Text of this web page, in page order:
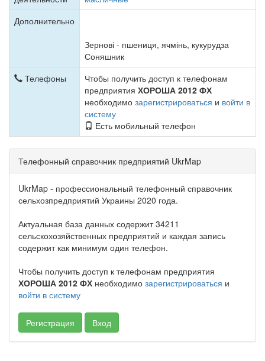
Дополнительно
Зернові - пшениця, ячмінь, кукурудза
Соняшник
Телефоны
Чтобы получить доступ к телефонам
предприятия ХОРОША 2012 ФХ
необходимо зарегистрироваться и войти в
систему
Есть мобильный телефон
Телефонный справочник предприятий UkrMap
UkrMap - профессиональный телефонный справочник
сельхозпредприятий Украины 2020 года.
Актуальная база данных содержит 34211
сельскохозяйственных предприятий и каждая запись
содержит как минимум один телефон.
Чтобы получить доступ к телефонам предприятия
ХОРОША 2012 ФХ необходимо зарегистрироваться и
войти в систему
Регистрация Вход